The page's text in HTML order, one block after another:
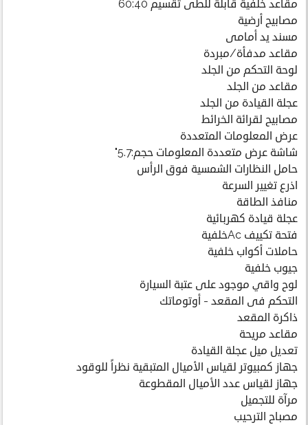
مقاعد خلفية قابلة للطى تقسيم 60:40
مصابيح أرضية
مسند يد أمامى
مقاعد مدفأة/مبردة
لوحة التحكم من الجلد
مقاعد من الجلد
عجلة القيادة من الجلد
مصابيح لقرائة الخرائط
عرض المعلومات المتعددة
شاشة عرض متعددة المعلومات حجم:5.7"
حامل النظارات الشمسية فوق الرأس
اذرع تغيير السرعة
منافذ الطاقة
عجلة قيادة كهربائية
فتحة تكييف Acخلفية
حاملات أكواب خلفية
جيوب خلفية
لوح واقي موجود على عتبة السيارة
التحكم فى المقعد - أوتوماتك
ذاكرة المقعد
مقاعد مريحة
تعديل ميل عجلة القيادة
جهاز كمبيوتر لقياس الأميال المتبقية نظراً للوقود
جهاز لقياس عدد الأميال المقطوعة
مرآة للتجميل
مصباح الترحيب